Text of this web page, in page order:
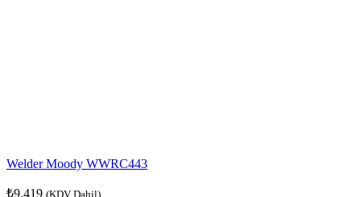
Welder Moody WWRC443
₺9.419 (KDV Dahil)